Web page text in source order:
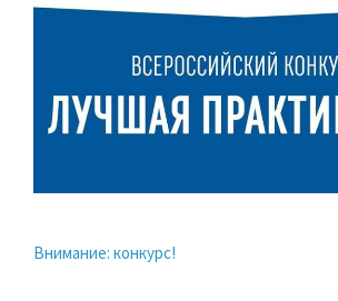
Внимание: конкурс!